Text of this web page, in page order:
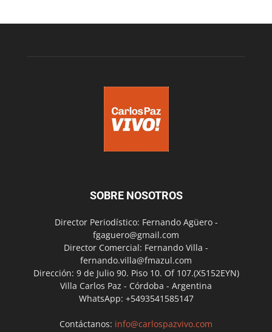
SOBRE NOSOTROS
Director Periodístico: Fernando Agüero -
fgaguero@gmail.com
Director Comercial: Fernando Villa -
fernando.villa@fmazul.com
Dirección: 9 de Julio 90. Piso 10. Of 107.(X5152EYN)
Villa Carlos Paz - Córdoba - Argentina
WhatsApp: +5493541585147
Contáctanos: info@carlospazvivo.com